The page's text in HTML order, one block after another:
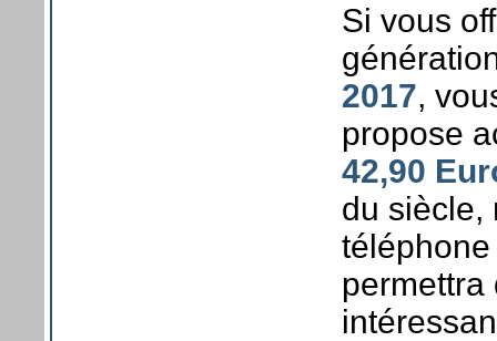
Si vous
2017,
propose
42,90
du siècle,
permettra